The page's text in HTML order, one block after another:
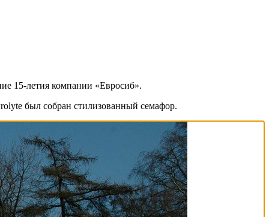
15-летия компании «Евросиб».
был собран стилизованный семафор.